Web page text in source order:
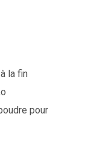
la fin
pour